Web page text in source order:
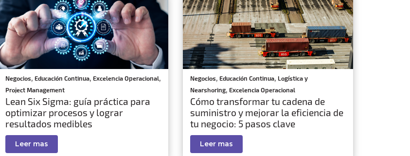
Negocios, Educación Continua, Excelencia Operacional,
Project Management
Lean Six Sigma: guía práctica para
optimizar procesos y lograr
resultados medibles
Leer mas
Negocios, Educación Continua, Logística y
Nearshoring, Excelencia Operacional
Cómo transformar tu cadena de
suministro y mejorar la eficiencia de
tu negocio: 5 pasos clave
Leer mas